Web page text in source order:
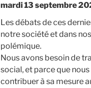
mardi 13 septembre
Les débats de ces
notre société et dans
polémique.
Nous avons besoin de
social, et parce que
contribuer à sa mesure